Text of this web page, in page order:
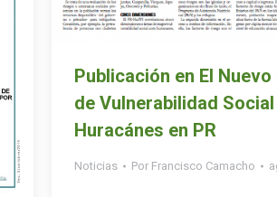
Publicación en El Nuevo
de Vulnerabilidad
Huracánes en PR
Noticias Por Francisco Camacho